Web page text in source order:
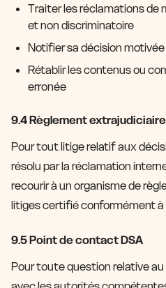
Traiter les réclamations de
et non discriminatoire
Notifier sa décision
Rétablir les contenus ou
erronée
9.4 Règlement
Pour tout litige relatif aux
résolu par la réclamation
recourir à un organisme de
litiges certifié conformément à
9.5 Point de contact DSA
Pour toute question relative